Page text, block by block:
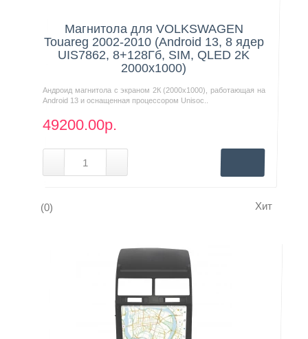
Магнитола для VOLKSWAGEN
Touareg 2002-2010 (Android 13, 8 ядер
UIS7862, 8+128Гб, SIM, QLED 2K
2000x1000)
Андроид магнитола с экраном 2К (2000х1000), работающая на
Android 13 и оснащенная процессором Unisoc..
49200.00р.
(0) Хит